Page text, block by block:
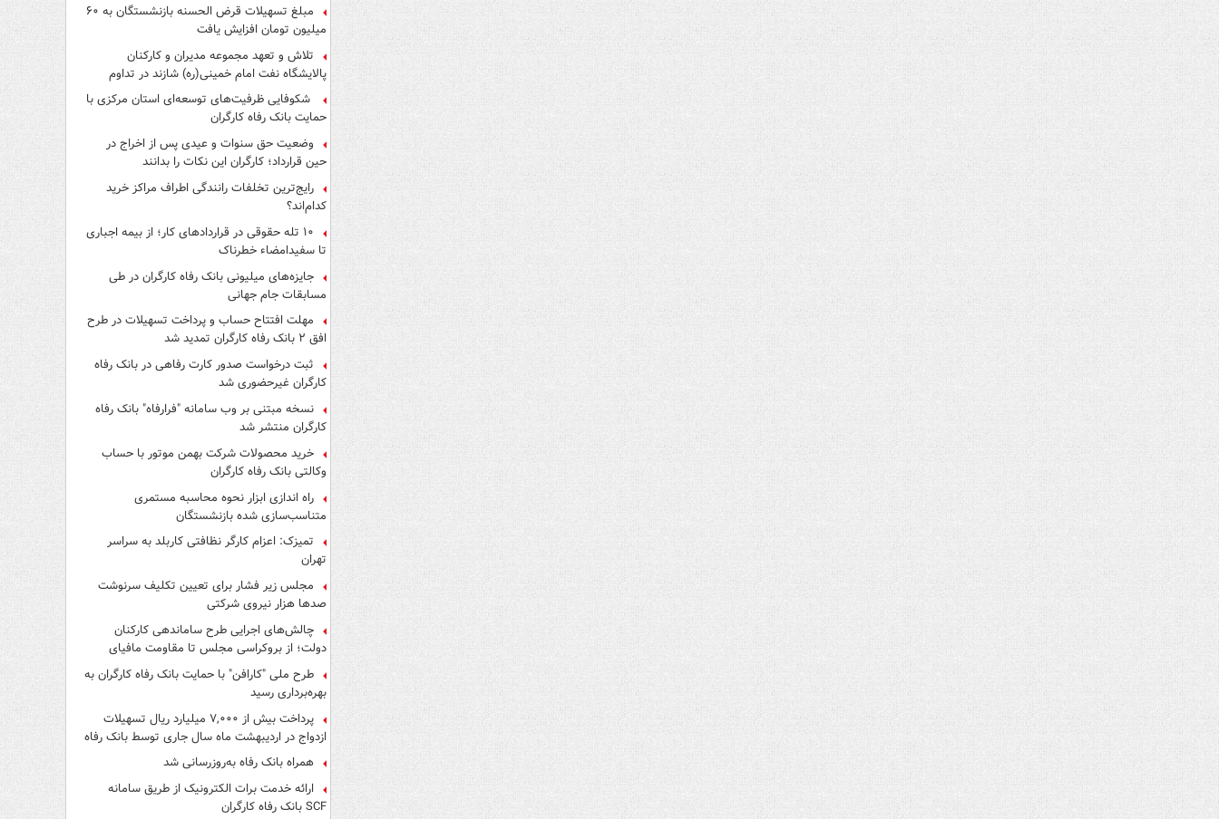
مبلغ تسهیلات قرض الحسنه بازنشستگان به ۶۰
میلیون تومان افزایش یافت
تلاش و تعهد مجموعه مدیران و کارکنان
پالایشگاه نفت امام خمینی(ره) شازند در تداوم
تولید در ایام جنگ رمضان، شایسته قدردانی است
شکوفایی ظرفیت‌های توسعه‌ای استان مرکزی با
حمایت بانک رفاه کارگران
وضعیت حق سنوات و عیدی پس از اخراج در
حین قرارداد؛ کارگران این نکات را بدانند
رایج‌ترین تخلفات رانندگی اطراف مراکز خرید
کدام‌اند؟
۱۰ تله حقوقی در قراردادهای کار؛ از بیمه اجباری
تا سفیدامضاء خطرناک
جایزه‌های میلیونی بانک رفاه کارگران در طی
مسابقات جام جهانی
مهلت افتتاح حساب و پرداخت تسهیلات در طرح
افق ۲ بانک رفاه کارگران تمدید شد
ثبت درخواست صدور کارت رفاهی در بانک رفاه
کارگران غیرحضوری شد
نسخه مبتنی بر وب سامانه "فرارفاه" بانک رفاه
کارگران منتشر شد
خرید محصولات شرکت بهمن موتور با حساب
وکالتی بانک رفاه کارگران
راه اندازی ابزار نحوه محاسبه مستمری
متناسب‌سازی شده بازنشستگان
تمیزک: اعزام کارگر نظافتی کاربلد به سراسر
تهران
مجلس زیر فشار برای تعیین تکلیف سرنوشت
صدها هزار نیروی شرکتی
چالش‌های اجرایی طرح ساماندهی کارکنان
دولت؛ از بروکراسی مجلس تا مقاومت مافیای
واسطه‌گری
طرح ملی "کارافن" با حمایت بانک رفاه کارگران به
بهره‌برداری رسید
پرداخت بیش از ۷,۰۰۰ میلیارد ریال تسهیلات
ازدواج در اردیبهشت ماه سال جاری توسط بانک رفاه
کارگران
همراه بانک رفاه به‌روزرسانی شد
ارائه خدمت برات الکترونیک از طریق سامانه
SCF بانک رفاه کارگران